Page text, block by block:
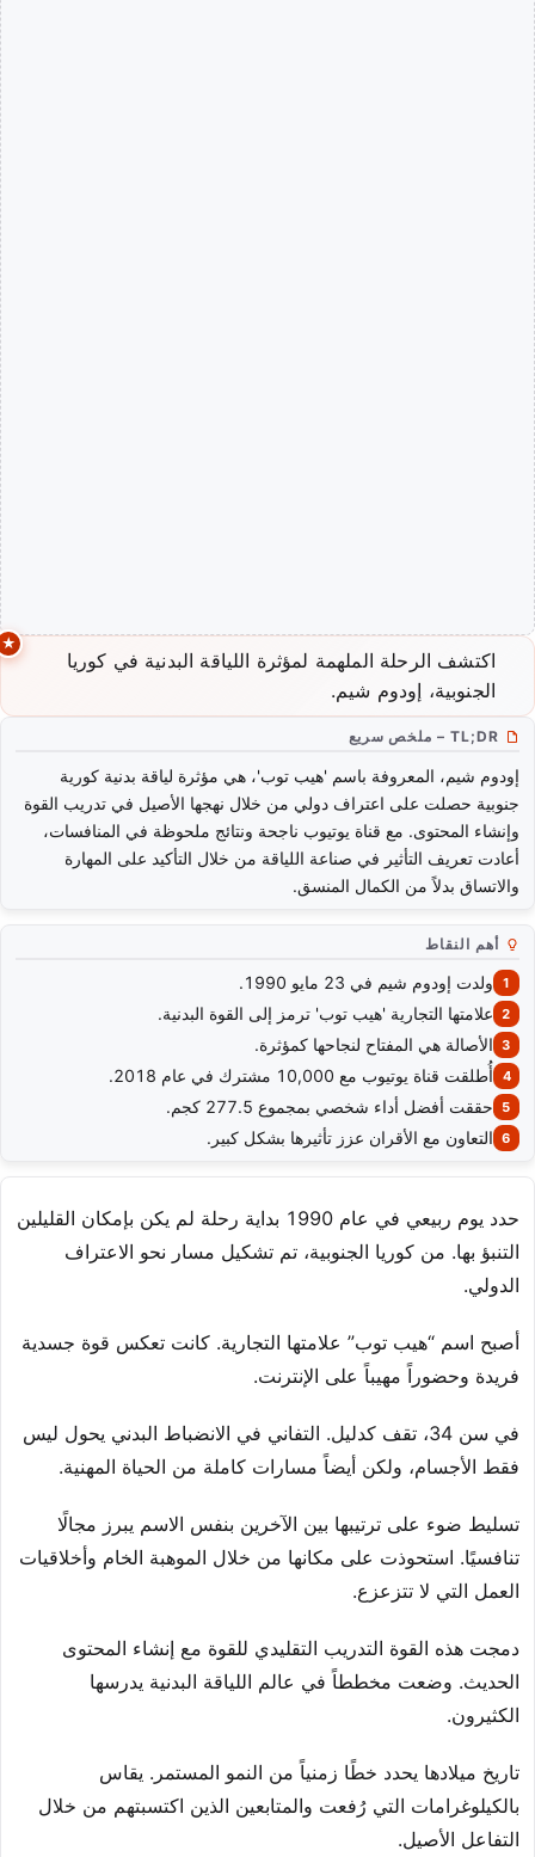
اكتشف الرحلة الملهمة لمؤثرة اللياقة البدنية في كوريا
الجنوبية، إودوم شيم.
TL;DR – ملخص سريع
إودوم شيم، المعروفة باسم 'هيب توب'، هي مؤثرة لياقة بدنية كورية
جنوبية حصلت على اعتراف دولي من خلال نهجها الأصيل في تدريب القوة
وإنشاء المحتوى. مع قناة يوتيوب ناجحة ونتائج ملحوظة في المنافسات،
أعادت تعريف التأثير في صناعة اللياقة من خلال التأكيد على المهارة
والاتساق بدلاً من الكمال المنسق.
أهم النقاط
ولدت إودوم شيم في 23 مايو 1990.
علامتها التجارية 'هيب توب' ترمز إلى القوة البدنية.
الأصالة هي المفتاح لنجاحها كمؤثرة.
أُطلقت قناة يوتيوب مع 10,000 مشترك في عام 2018.
حققت أفضل أداء شخصي بمجموع 277.5 كجم.
التعاون مع الأقران عزز تأثيرها بشكل كبير.
حدد يوم ربيعي في عام 1990 بداية رحلة لم يكن بإمكان القليلين
التنبؤ بها. من كوريا الجنوبية، تم تشكيل مسار نحو الاعتراف
الدولي.
أصبح اسم “هيب توب” علامتها التجارية. كانت تعكس قوة جسدية
فريدة وحضوراً مهيباً على الإنترنت.
في سن 34، تقف كدليل. التفاني في الانضباط البدني يحول ليس
فقط الأجسام، ولكن أيضاً مسارات كاملة من الحياة المهنية.
تسليط ضوء على ترتيبها بين الآخرين بنفس الاسم يبرز مجالًا
تنافسيًا. استحوذت على مكانها من خلال الموهبة الخام وأخلاقيات
العمل التي لا تتزعزع.
دمجت هذه القوة التدريب التقليدي للقوة مع إنشاء المحتوى
الحديث. وضعت مخططاً في عالم اللياقة البدنية يدرسها
الكثيرون.
تاريخ ميلادها يحدد خطًا زمنياً من النمو المستمر. يقاس
بالكيلوغرامات التي رُفعت والمتابعين الذين اكتسبتهم من خلال
التفاعل الأصيل.